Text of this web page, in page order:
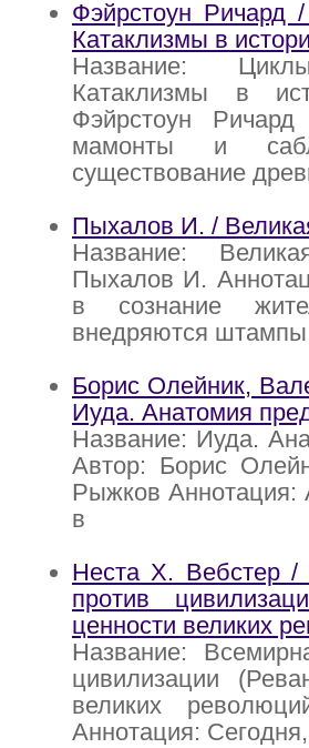
Фэйрстоун Ричард
Катаклизмы в
Название:
Катаклизмы в
Фэйрстоун
мамонты и
существование
Пыхалов И. /
Название:
Пыхалов И.
в сознание
внедряются штампы
Борис Олейник,
Иуда. Анатомия
Название: Иуда.
Автор: Борис
Рыжков Аннотация:
в
Неста X. Вебстер /
против
ценности великих
Название:
цивилизации
великих
Аннотация: Сегодня,